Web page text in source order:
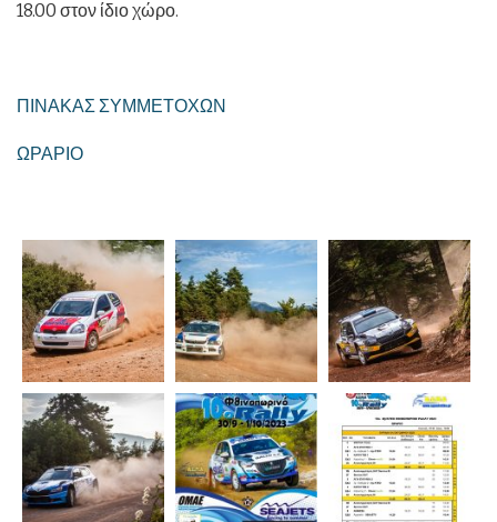
18.00 στον ίδιο χώρο.
ΠΙΝΑΚΑΣ ΣΥΜΜΕΤΟΧΩΝ
ΩΡΑΡΙΟ